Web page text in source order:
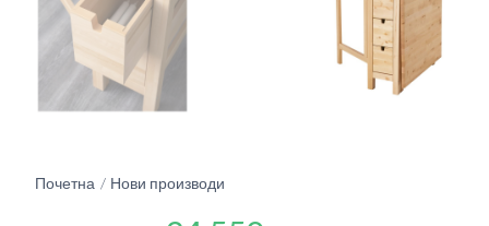
Почетна Нови производи